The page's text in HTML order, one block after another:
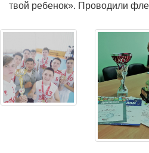
твой ребенок». Проводили